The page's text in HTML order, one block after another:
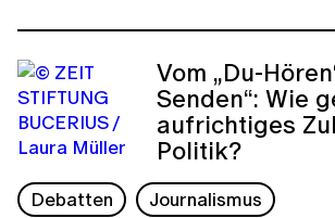
Vom „Du-
Senden“: Wie
aufrichtiges
Politik?
Debatten
Journalismus